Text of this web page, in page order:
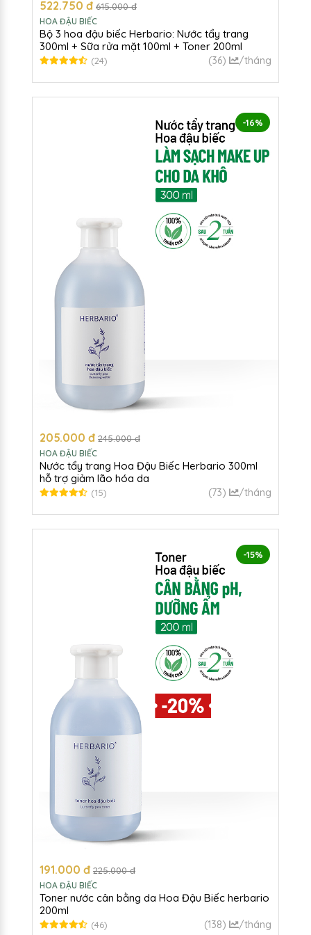
522.750 đ 615.000 đ
HOA ĐẬU BIẾC
Bộ 3 hoa đậu biếc Herbario: Nước tẩy trang
300ml + Sữa rửa mặt 100ml + Toner 200ml
(24) (36) /tháng
-16%
205.000 đ 245.000 đ
HOA ĐẬU BIẾC
Nước tẩy trang Hoa Đậu Biếc Herbario 300ml
hỗ trợ giảm lão hóa da
(15) (73) /tháng
-15%
191.000 đ 225.000 đ
HOA ĐẬU BIẾC
Toner nước cân bằng da Hoa Đậu Biếc herbario
200ml
(46) (138) /tháng